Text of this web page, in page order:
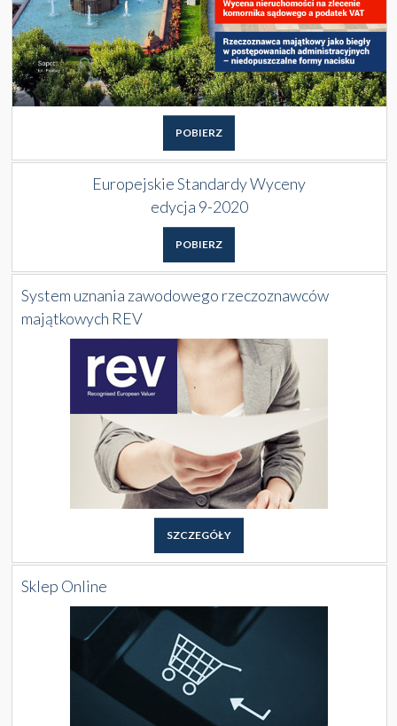
POBIERZ
Europejskie Standardy Wyceny
edycja 9-2020
POBIERZ
System uznania zawodowego rzeczoznawców
majątkowych REV
SZCZEGÓŁY
Sklep Online